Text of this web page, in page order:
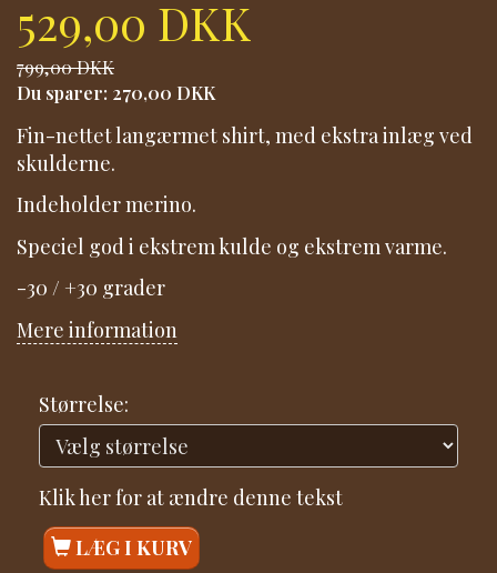
529,00 DKK
799,00 DKK
Du sparer: 270,00 DKK
Fin-nettet langærmet shirt, med ekstra inlæg ved
skulderne.
Indeholder merino.
Speciel god i ekstrem kulde og ekstrem varme.
-30 / +30 grader
Mere information
Størrelse:
Klik her for at ændre denne tekst
LÆG I KURV